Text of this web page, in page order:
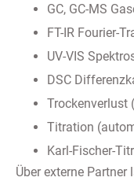
GC, GC-MS
FT-IR Fourier-
UV-VIS
DSC
Trockenverlust
Titration
Karl-Fischer-
Über externe